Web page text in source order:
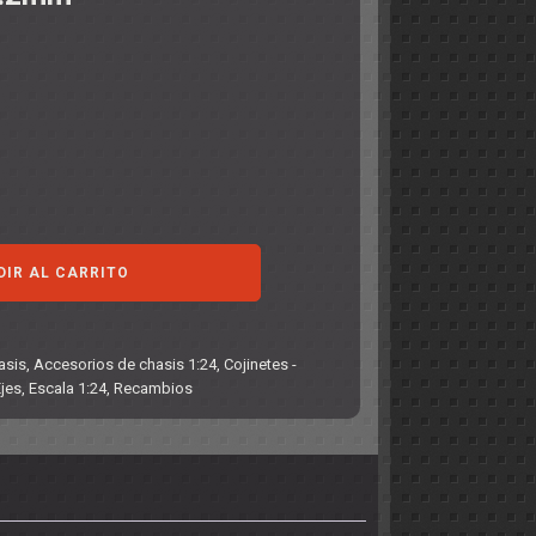
AL CARRITO
,Accesorios de chasis 1:24,Cojinetes -
,Escala 1:24,Recambios